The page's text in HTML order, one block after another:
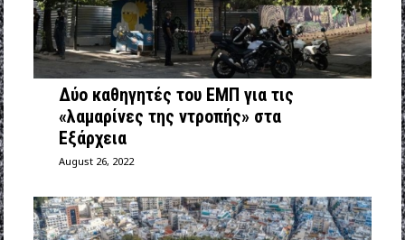
Δύο καθηγητές του ΕΜΠ για τις
«λαμαρίνες της ντροπής» στα
Εξάρχεια
August 26, 2022